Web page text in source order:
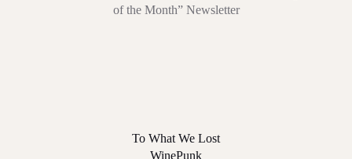
of the Month” Newsletter
To What We Lost
WinePunk